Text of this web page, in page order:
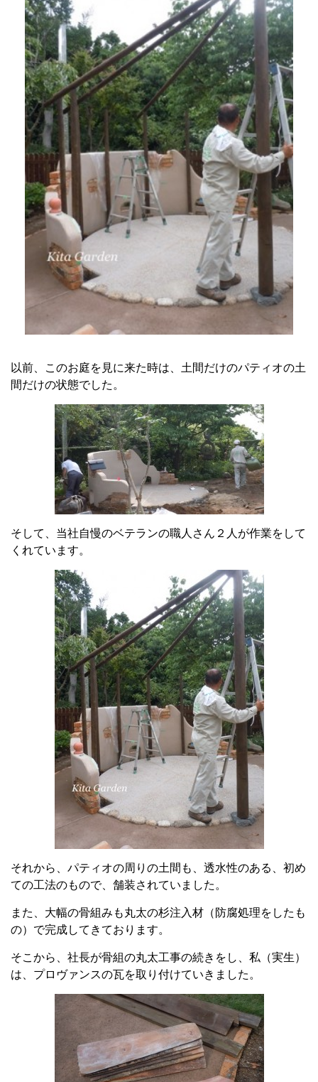
以前、このお庭を見に来た時は、土間だけのパティオの土
間だけの状態でした。
そして、当社自慢のベテランの職人さん２人が作業をして
くれています。
それから、パティオの周りの土間も、透水性のある、初め
ての工法のもので、舗装されていました。
また、大幅の骨組みも丸太の杉注入材（防腐処理をしたも
の）で完成してきております。
そこから、社長が骨組の丸太工事の続きをし、私（実生）
は、プロヴァンスの瓦を取り付けていきました。